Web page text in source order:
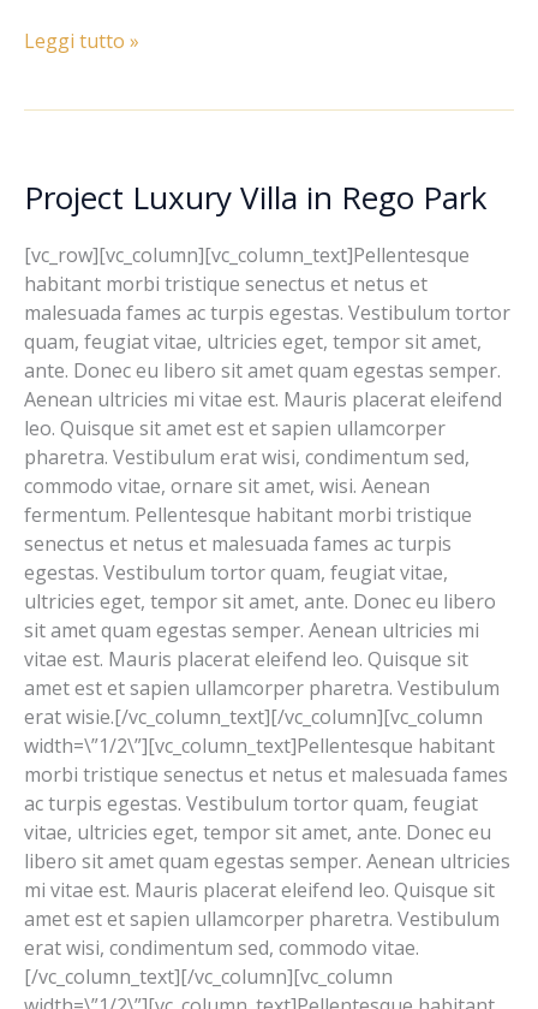
Leggi tutto »
Project Luxury Villa in Rego Park
[vc_row][vc_column][vc_column_text]Pellentesque
habitant morbi tristique senectus et netus et
malesuada fames ac turpis egestas. Vestibulum tortor
quam, feugiat vitae, ultricies eget, tempor sit amet,
ante. Donec eu libero sit amet quam egestas semper.
Aenean ultricies mi vitae est. Mauris placerat eleifend
leo. Quisque sit amet est et sapien ullamcorper
pharetra. Vestibulum erat wisi, condimentum sed,
commodo vitae, ornare sit amet, wisi. Aenean
fermentum. Pellentesque habitant morbi tristique
senectus et netus et malesuada fames ac turpis
egestas. Vestibulum tortor quam, feugiat vitae,
ultricies eget, tempor sit amet, ante. Donec eu libero
sit amet quam egestas semper. Aenean ultricies mi
vitae est. Mauris placerat eleifend leo. Quisque sit
amet est et sapien ullamcorper pharetra. Vestibulum
erat wisie.[/vc_column_text][/vc_column][vc_column
width=\”1/2\”][vc_column_text]Pellentesque habitant
morbi tristique senectus et netus et malesuada fames
ac turpis egestas. Vestibulum tortor quam, feugiat
vitae, ultricies eget, tempor sit amet, ante. Donec eu
libero sit amet quam egestas semper. Aenean ultricies
mi vitae est. Mauris placerat eleifend leo. Quisque sit
amet est et sapien ullamcorper pharetra. Vestibulum
erat wisi, condimentum sed, commodo vitae.
[/vc_column_text][/vc_column][vc_column
Project
Luxury
Villa
in
Rego
Park